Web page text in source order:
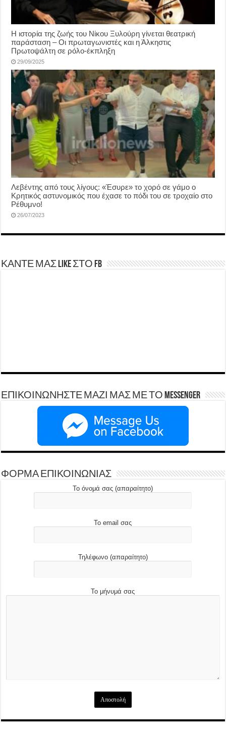
Η ιστορία της ζωής του Νίκου Ξυλούρη γίνεται θεατρική
παράσταση – Οι πρωταγωνιστές και η Άλκηστις
Πρωτοψάλτη σε ρόλο-έκπληξη
29/09/2025
Λεβέντης από τους λίγους: «Έσυρε» το χορό σε γάμο ο
Κρητικός αστυνομικός που έχασε το πόδι του σε τροχαίο στο
Ρέθυμνο!
26/07/2023
ΚΑΝΤΕ ΜΑΣ LIKE ΣΤΟ FB
ΕΠΙΚΟΙΝΩΝΗΣΤΕ ΜΑΖΙ ΜΑΣ ΜΕ ΤΟ Messenger
ΦΟΡΜΑ ΕΠΙΚΟΙΝΩΝΙΑΣ
Το όνομά σας (απαραίτητο)
Το email σας
Τηλέφωνο (απαραίτητο)
Το μήνυμά σας